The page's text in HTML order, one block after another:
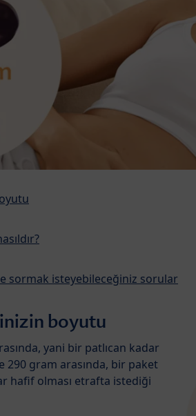
sormak isteyebileceğiniz sorular
boyutu
yani bir patlıcan kadar
290 gram arasında, bir paket
hafif olması etrafta istediği